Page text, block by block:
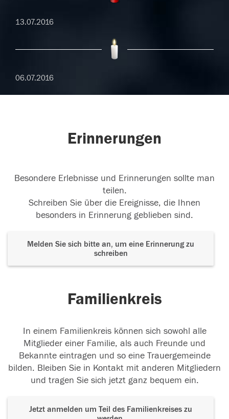
13.07.2016
06.07.2016
Erinnerungen
Besondere Erlebnisse und Erinnerungen sollte man
teilen.
Schreiben Sie über die Ereignisse, die Ihnen
besonders in Erinnerung geblieben sind.
Melden Sie sich bitte an, um eine Erinnerung zu
schreiben
Familienkreis
In einem Familienkreis können sich sowohl alle
Mitglieder einer Familie, als auch Freunde und
Bekannte eintragen und so eine Trauergemeinde
bilden. Bleiben Sie in Kontakt mit anderen Mitgliedern
und tragen Sie sich jetzt ganz bequem ein.
Jetzt anmelden um Teil des Familienkreises zu